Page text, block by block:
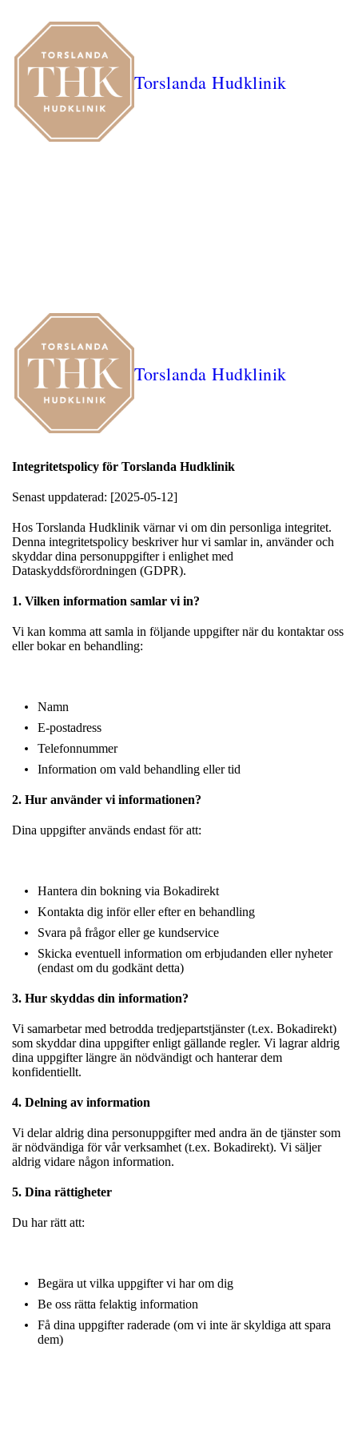
Torslanda Hudklinik
Torslanda Hudklinik
Integritetspolicy för Torslanda Hudklinik
Senast uppdaterad: [2025-05-12]
Hos Torslanda Hudklinik värnar vi om din personliga integritet.
Denna integritetspolicy beskriver hur vi samlar in, använder och
skyddar dina personuppgifter i enlighet med
Dataskyddsförordningen (GDPR).
1. Vilken information samlar vi in?
Vi kan komma att samla in följande uppgifter när du kontaktar oss
eller bokar en behandling:
Namn
E-postadress
Telefonnummer
Information om vald behandling eller tid
2. Hur använder vi informationen?
Dina uppgifter används endast för att:
Hantera din bokning via Bokadirekt
Kontakta dig inför eller efter en behandling
Svara på frågor eller ge kundservice
Skicka eventuell information om erbjudanden eller nyheter
(endast om du godkänt detta)
3. Hur skyddas din information?
Vi samarbetar med betrodda tredjepartstjänster (t.ex. Bokadirekt)
som skyddar dina uppgifter enligt gällande regler. Vi lagrar aldrig
dina uppgifter längre än nödvändigt och hanterar dem
konfidentiellt.
4. Delning av information
Vi delar aldrig dina personuppgifter med andra än de tjänster som
är nödvändiga för vår verksamhet (t.ex. Bokadirekt). Vi säljer
aldrig vidare någon information.
5. Dina rättigheter
Du har rätt att:
Begära ut vilka uppgifter vi har om dig
Be oss rätta felaktig information
Få dina uppgifter raderade (om vi inte är skyldiga att spara
dem)